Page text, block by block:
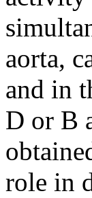
aorta,
and in
D or B
role in